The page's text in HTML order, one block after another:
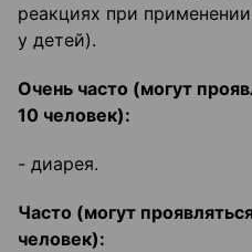
реакциях при
у детей).
Очень часто (могут
10 человек):
- диарея.
Часто (могут
человек):